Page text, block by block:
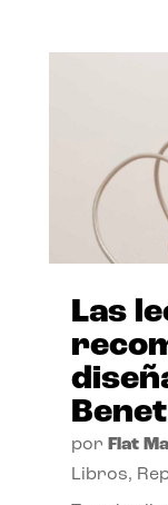
Las
Benet
por Flat
Libros,